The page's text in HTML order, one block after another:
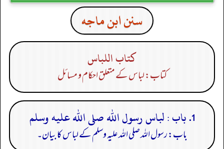
سنن ابن ماجه
كتاب اللباس
کتاب: لباس کے متعلق احکام و مسائل
1. باب : لباس رسول الله صلى الله عليه وسلم
باب: رسول اللہ صلی اللہ علیہ وسلم کے لباس کا بیان۔